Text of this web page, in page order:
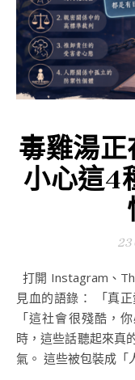
毒雞湯正
小心這4
23
打開 Instagram、Threads 或 TikTok，你一定看過這類一針
見血的語錄： 「真
「這社會很殘酷，
時，這些話聽起來真
氣。 這些被包裝成「